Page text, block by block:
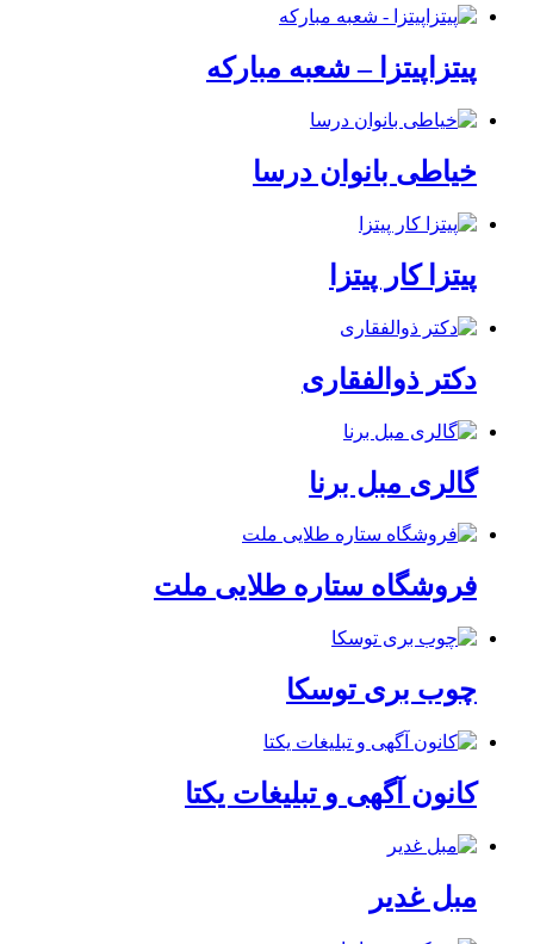
پیتزاپیتزا – شعبه مبارکه
خیاطی بانوان درسا
پیتزا کار پیتزا
دکتر ذوالفقاری
گالری مبل برنا
فروشگاه ستاره طلایی ملت
چوب بری توسکا
کانون آگهی و تبلیغات یکتا
مبل غدیر